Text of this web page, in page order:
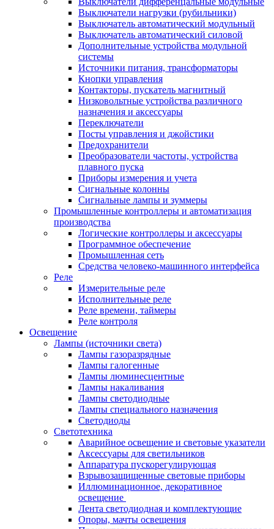
Выключатели нагрузки (рубильники)
Выключатель автоматический модульный
Выключатель автоматический силовой
Дополнительные устройства модульной
системы
Источники питания, трансформаторы
Кнопки управления
Контакторы, пускатель магнитный
Низковольтные устройства различного
назначения и аксессуары
Переключатели
Посты управления и джойстики
Предохранители
Преобразователи частоты, устройства
плавного пуска
Приборы измерения и учета
Сигнальные колонны
Сигнальные лампы и зуммеры
Промышленные контроллеры и автоматизация
производства
Логические контроллеры и аксессуары
Программное обеспечение
Промышленная сеть
Средства человеко-машинного интерфейса
Реле
Измерительные реле
Исполнительные реле
Реле времени, таймеры
Реле контроля
Освещение
Лампы (источники света)
Лампы газоразрядные
Лампы галогенные
Лампы люминесцентные
Лампы накаливания
Лампы светодиодные
Лампы специального назначения
Светодиоды
Светотехника
Аварийное освещение и световые указатели
Аксессуары для светильников
Аппаратура пускорегулирующая
Взрывозащищенные световые приборы
Иллюминационное, декоративное
освещение
Лента светодиодная и комплектующие
Опоры, мачты освещения